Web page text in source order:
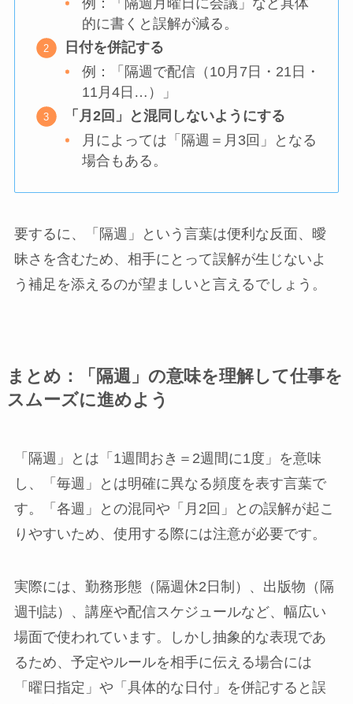
例：「隔週月曜日に会議」など具体
的に書くと誤解が減る。
日付を併記する
例：「隔週で配信（10月7日・21日・
11月4日…）」
「月2回」と混同しないようにする
月によっては「隔週＝月3回」となる
場合もある。
要するに、「隔週」という言葉は便利な反面、曖
昧さを含むため、相手にとって誤解が生じないよ
う補足を添えるのが望ましいと言えるでしょう。
まとめ：「隔週」の意味を理解して仕事を
スムーズに進めよう
「隔週」とは「1週間おき＝2週間に1度」を意味
し、「毎週」とは明確に異なる頻度を表す言葉で
す。「各週」との混同や「月2回」との誤解が起こ
りやすいため、使用する際には注意が必要です。
実際には、勤務形態（隔週休2日制）、出版物（隔
週刊誌）、講座や配信スケジュールなど、幅広い
場面で使われています。しかし抽象的な表現であ
るため、予定やルールを相手に伝える場合には
「曜日指定」や「具体的な日付」を併記すると誤